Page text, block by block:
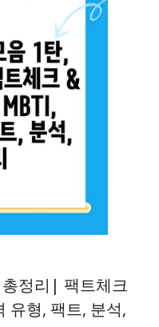
정리| 팩트체크
유형, 팩트, 분석,